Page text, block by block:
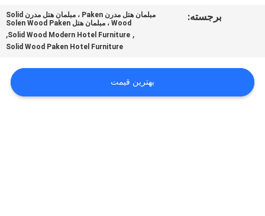
نقل
قول
برجسته:
مبلمان هتل مدرن Paken ، مبلمان هتل مدرن Solid
Wood ، مبلمان هتل Solen Wood Paken
,
Solid Wood Modern Hotel Furniture
,
Solid Wood Paken Hotel Furniture
بهترین قیمت